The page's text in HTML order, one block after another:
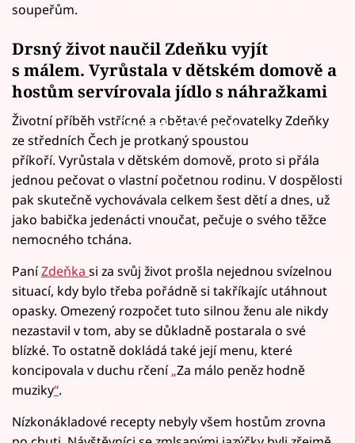
soupeřům.
Drsný život naučil Zdeňku vyjít
s málem. Vyrůstala v dětském domově a
hostům servírovala jídlo s náhražkami
Failed to fetch
Životní příběh vstřícné a obětavé pečovatelky Zdeňky
ze středních Čech je protkaný spoustou
příkoří. Vyrůstala v dětském domově, proto si přála
jednou pečovat o vlastní početnou rodinu. V dospělosti
pak skutečně vychovávala celkem šest dětí a dnes, už
jako babička jedenácti vnoučat, pečuje o svého těžce
nemocného tchána.
PaníZdeňka si za svůj život prošla nejednou svízelnou
situací, kdy bylo třeba pořádně si takříkajíc utáhnout
opasky. Omezený rozpočet tuto silnou ženu ale nikdy
nezastavil v tom, aby se důkladně postarala o své
blízké. To ostatně dokládá také její menu, které
koncipovala v duchu rčení„Za málo peněz hodně
muziky“.
Nízkonákladové recepty nebyly všem hostům zrovna